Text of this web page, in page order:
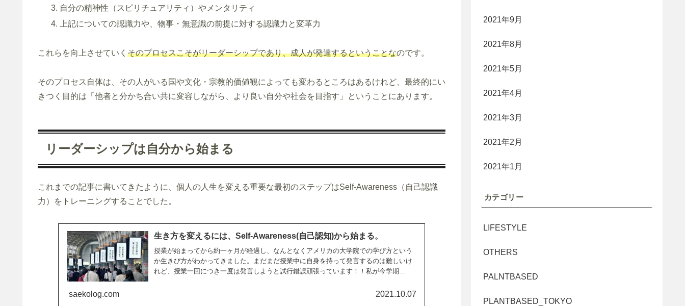
自分の精神性（スピリチュアリティ）やメンタリティ
上記についての認識力や、物事・無意識の前提に対する認識力と変革力
これらを向上させていく そのプロセスこそがリーダーシップであり、成人が発達するということなのです。
そのプロセス自体は、その人がいる国や文化・宗教的価値観によっても変わるところはあるけれど、最終的にい
きつく目的は「他者と分かち合い共に変容しながら、より良い自分や社会を目指す」ということにあります。
リーダーシップは自分から始まる
これまでの記事に書いてきたように、個人の人生を変える重要な最初のステップはSelf-Awareness（自己認識
力）をトレーニングすることでした。
生き方を変えるには、Self-Awareness(自己認知)から始まる。
授業が始まってから約一ヶ月が経過し、なんとなくアメリカの大学院での学び方という
か生きび方がわかってきました。まだまだ授業中に自身を持って発言するのは難しいけ
れど、授業一回につき一度は発言しようと試行錯誤頑張っています！！私が今学期...
saekolog.com 2021.10.07
2021年9月
2021年8月
2021年5月
2021年4月
2021年3月
2021年2月
2021年1月
カテゴリー
LIFESTYLE
OTHERS
PALNTBASED
PLANTBASED_TOKYO